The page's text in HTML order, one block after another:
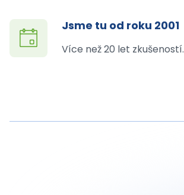
Jsme tu od roku 2001
Více než 20 let zkušeností.